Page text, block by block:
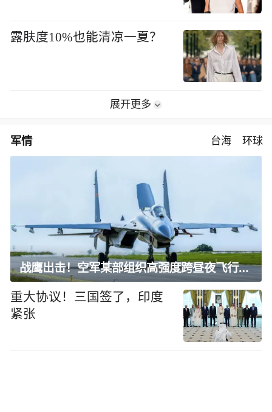
露肤度10%也能清凉一夏？
展开更多
军情 台海 环球
战鹰出击！空军某部组织高强度跨昼夜飞行训练
重大协议！三国签了，印度
紧张